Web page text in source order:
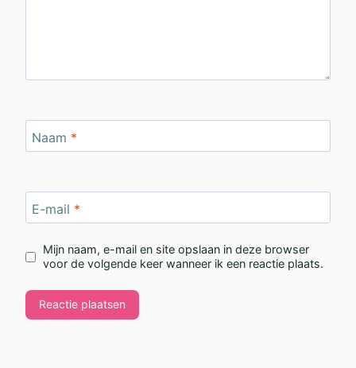
Naam *
E-mail *
Mijn naam, e-mail en site opslaan in deze browser
voor de volgende keer wanneer ik een reactie plaats.